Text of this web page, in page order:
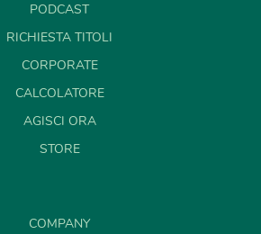
PODCAST
RICHIESTA TITOLI
CORPORATE
CALCOLATORE
AGISCI ORA
STORE
COMPANY